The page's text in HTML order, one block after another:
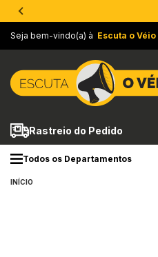
Seja bem-vindo(a) à Escuta o Véio
Rastreio do Pedido
Todos os Departamentos
INÍCIO